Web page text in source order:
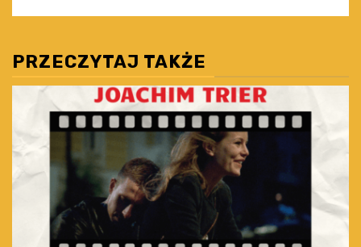
PRZECZYTAJ TAKŻE